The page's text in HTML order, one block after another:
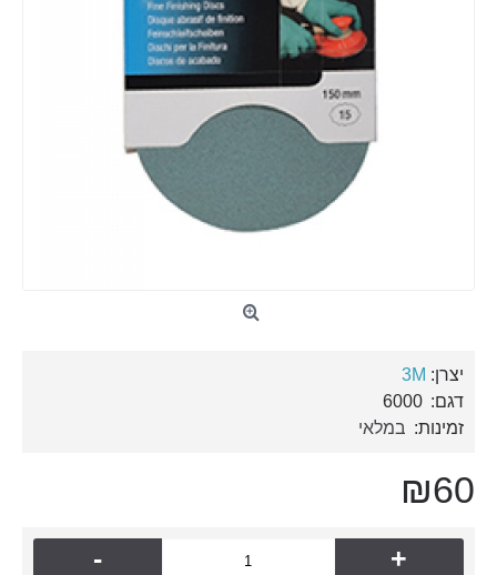
יצרן: 3M
דגם: 6000
זמינות: במלאי
₪60
- +